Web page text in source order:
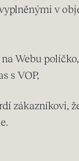
v
Webu
s VOP,
zákazníkovi,